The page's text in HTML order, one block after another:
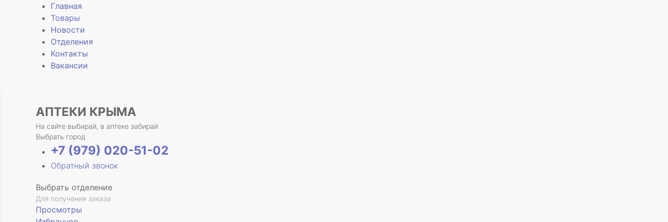
Главная
Товары
Новости
Отделения
Контакты
Вакансии
АПТЕКИ КРЫМА
На сайте выбирай, в аптеке забирай
Выбрать город
+7 (979) 020-51-02
Обратный звонок
Выбрать отделение
Для получения заказа
Просмотры